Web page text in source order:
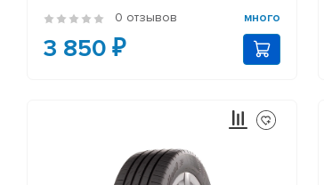
0 отзывов много
3 850 ₽